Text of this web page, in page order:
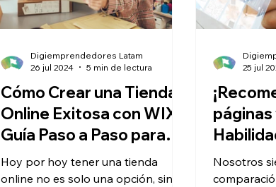
Cómo Crear una Tienda
Online Exitosa con WIX:
Guía Paso a Paso para
Emprendedores
Hoy por hoy tener una tienda
online no es solo una opción, sino
Digiemprendedores Latam
26 jul 2024
5 min de lectura
para
Nosotros
25 jul